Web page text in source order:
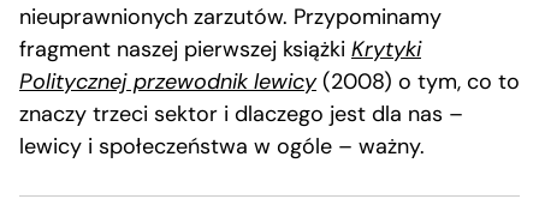
nieuprawnionych zarzutów. Przypominamy
fragment naszej pierwszej książki Krytyki
Politycznej przewodnik lewicy(2008) o tym, co to
znaczy trzeci sektor i dlaczego jest dla nas –
lewicy i społeczeństwa w ogóle – ważny.